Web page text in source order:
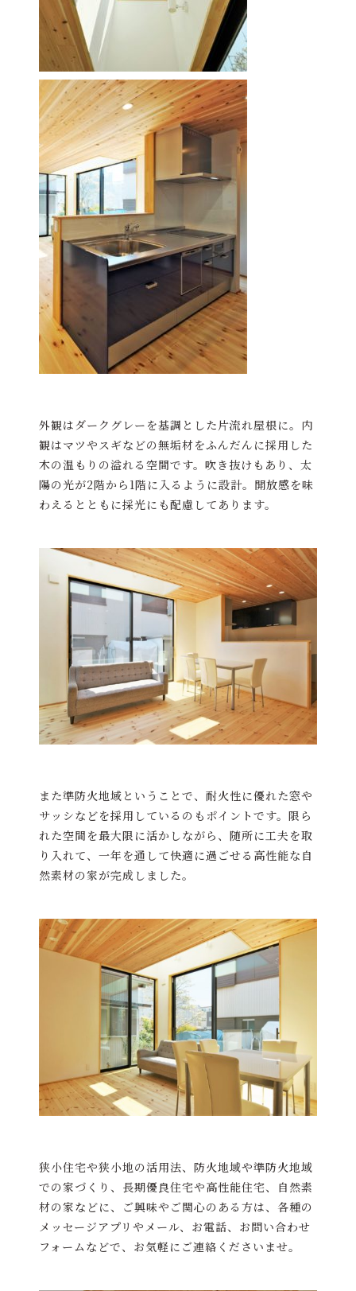
外観はダークグレーを基調とした片流れ屋根に。内
観はマツやスギなどの無垢材をふんだんに採用した
木の温もりの溢れる空間です。吹き抜けもあり、太
陽の光が2階から1階に入るように設計。開放感を味
わえるとともに採光にも配慮してあります。
また準防火地域ということで、耐火性に優れた窓や
サッシなどを採用しているのもポイントです。限ら
れた空間を最大限に活かしながら、随所に工夫を取
り入れて、一年を通して快適に過ごせる高性能な自
然素材の家が完成しました。
狭小住宅や狭小地の活用法、防火地域や準防火地域
での家づくり、長期優良住宅や高性能住宅、自然素
材の家などに、ご興味やご関心のある方は、各種の
メッセージアプリやメール、お電話、お問い合わせ
フォームなどで、お気軽にご連絡くださいませ。